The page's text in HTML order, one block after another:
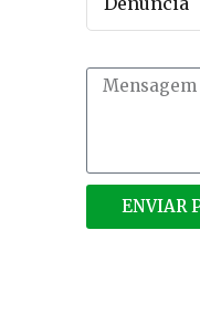
ENVIAR